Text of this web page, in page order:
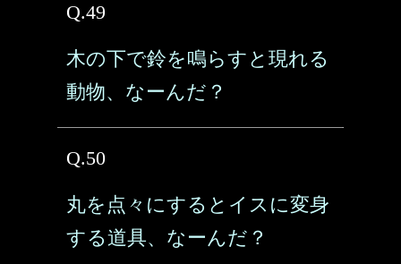
Q.49
木の下で鈴を鳴らすと現れる
動物、なーんだ？
Q.50
丸を点々にするとイスに変身
する道具、なーんだ？